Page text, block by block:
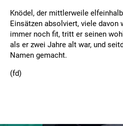
Knödel, der mittlerweile
Einsätzen absolviert, viele davon
immer noch fit, tritt er seinen
als er zwei Jahre alt war, und
Namen gemacht.
(fd)